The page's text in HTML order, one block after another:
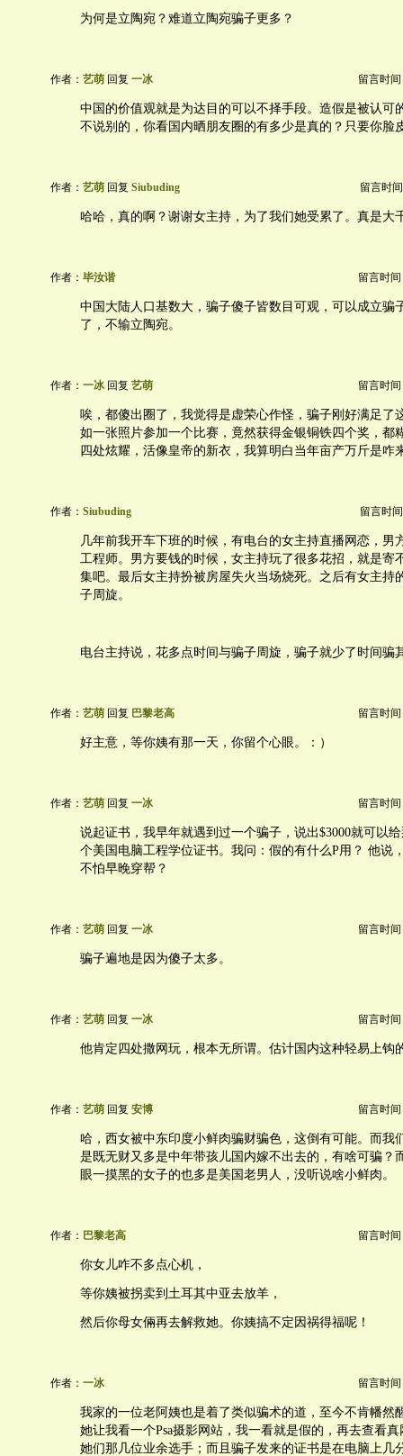
为何是立陶宛？难道立陶宛骗子更多？
作者： 艺萌 回复 一冰 留言时间
中国的价值观就是为达目的可以不择手段。造假是被认可
不说别的，你看国内晒朋友圈的有多少是真的？只要你脸
作者： 艺萌 回复 Siubuding 留言时
哈哈，真的啊？谢谢女主持，为了我们她受累了。真是大
作者： 毕汝谐 留言时间
中国大陆人口基数大，骗子傻子皆数目可观，可以成立骗
了，不输立陶宛。
作者： 一冰 回复 艺萌 留言时间
唉，都傻出圈了，我觉得是虚荣心作怪，骗子刚好满足了
如一张照片参加一个比赛，竟然获得金银铜铁四个奖，都
四处炫耀，活像皇帝的新衣，我算明白当年亩产万斤是咋
作者： Siubuding 留言时
几年前我开车下班的时候，有电台的女主持直播网恋，男
工程师。男方要钱的时候，女主持玩了很多花招，就是寄
集吧。最后女主持扮被房屋失火当场烧死。之后有女主持
子周旋。
电台主持说，花多点时间与骗子周旋，骗子就少了时间骗
作者： 艺萌 回复 巴黎老高 留言时间
好主意，等你姨有那一天，你留个心眼。：）
作者： 艺萌 回复 一冰 留言时间
说起证书，我早年就遇到过一个骗子，说出$3000就可以
个美国电脑工程学位证书。我问：假的有什么P用？ 他说
不怕早晚穿帮？
作者： 艺萌 回复 一冰 留言时间
骗子遍地是因为傻子太多。
作者： 艺萌 回复 一冰 留言时间
他肯定四处撒网玩，根本无所谓。估计国内这种轻易上钩
作者： 艺萌 回复 安博 留言时间
哈，西女被中东印度小鲜肉骗财骗色，这倒有可能。而我
是既无财又多是中年带孩儿国内嫁不出去的，有啥可骗？
眼一摸黑的女子的也多是美国老男人，没听说啥小鲜肉。
作者： 巴黎老高 留言时间
你女儿咋不多点心机，
等你姨被拐卖到土耳其中亚去放羊，
然后你母女倆再去解救她。你姨搞不定因祸得福呢！
作者： 一冰 留言时间
我家的一位老阿姨也是着了类似骗术的道，至今不肯幡然
她让我看一个Psa摄影网站，我一看就是假的，再去查看
她们那几位业余选手；而且骗子发来的证书是在电脑上几